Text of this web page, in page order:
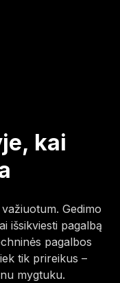
kai
Gedimo
išsikviesti pagalbą
pagalbos
tik prireikus –
mygtuku.